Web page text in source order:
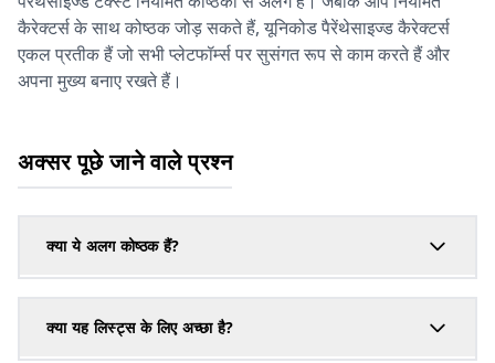
कैरेक्टर्स के साथ कोष्ठक जोड़ सकते हैं, यूनिकोड पैरेंथेसाइज्ड कैरेक्टर्स
एकल प्रतीक हैं जो सभी प्लेटफॉर्म्स पर सुसंगत रूप से काम करते हैं और
अपना मुख्य बनाए रखते हैं।
अक्सर पूछे जाने वाले प्रश्न
क्या ये अलग कोष्ठक हैं?
क्या यह लिस्ट्स के लिए अच्छा है?